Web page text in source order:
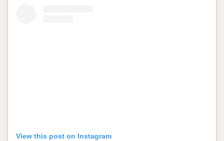
View this post on Instagram